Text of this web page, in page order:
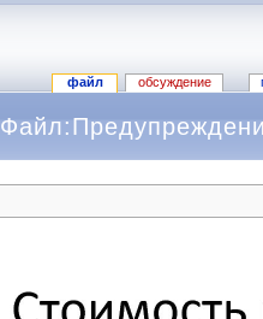
файл обсуждение